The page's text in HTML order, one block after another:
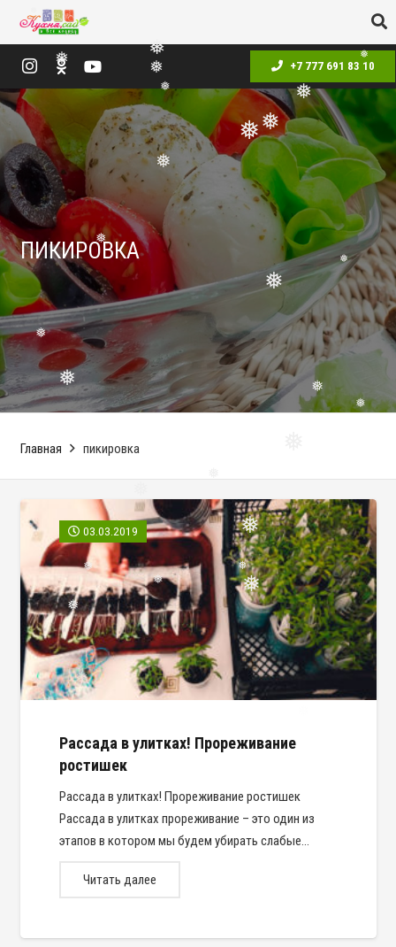
❅
❅
❅
❅
❅
❅
❅
❅
❅
❅
❅
❅
❅
❅
❅
❅
❅ ❅
❅
❅
+7 777 691 83 10
ПИКИРОВКА
Главная пикировка
03.03.2019
Рассада в улитках! Прореживание
ростишек
Рассада в улитках! Прореживание ростишек
Рассада в улитках прореживание – это один из
этапов в котором мы будем убирать слабые…
Читать далее